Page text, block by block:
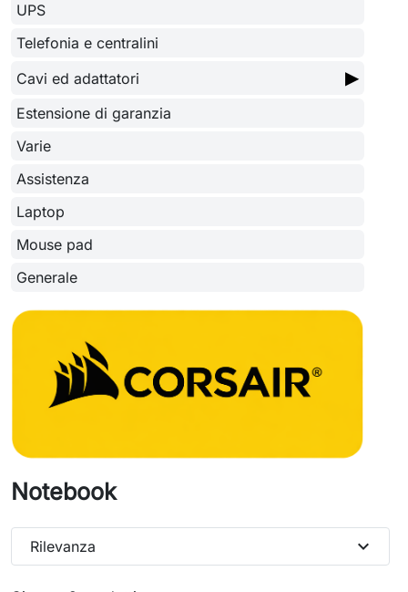
UPS
Telefonia e centralini
Cavi ed adattatori
▶
Estensione di garanzia
Varie
Assistenza
Laptop
Mouse pad
Generale
Notebook
Rilevanza expand_more